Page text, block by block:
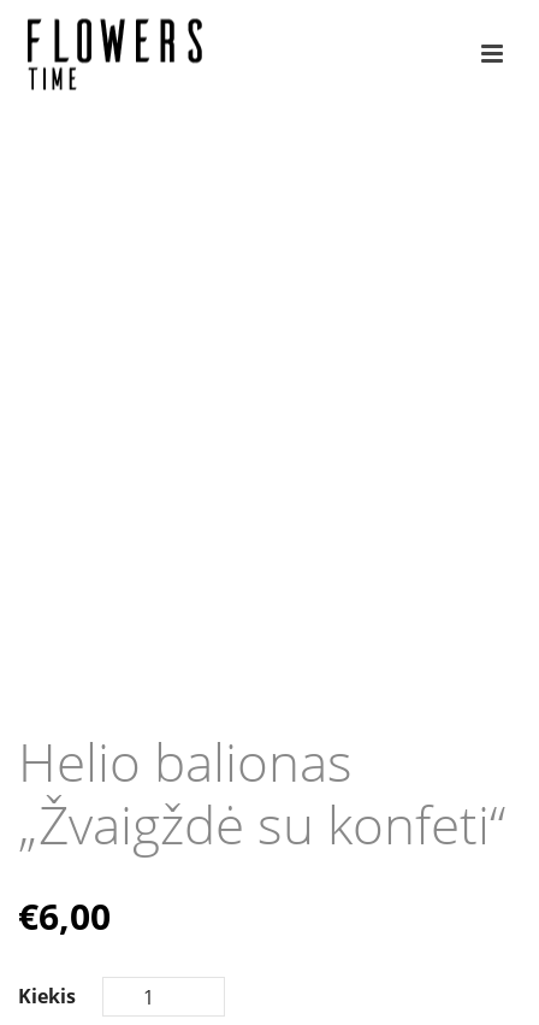
Helio balionas
„Žvaigždė su konfeti“
€6,00
Kiekis